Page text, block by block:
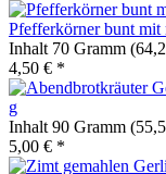
Pfefferkörner bunt mit
Inhalt 70 Gramm
4,50 € *
g
Inhalt 90 Gramm
5,00 € *